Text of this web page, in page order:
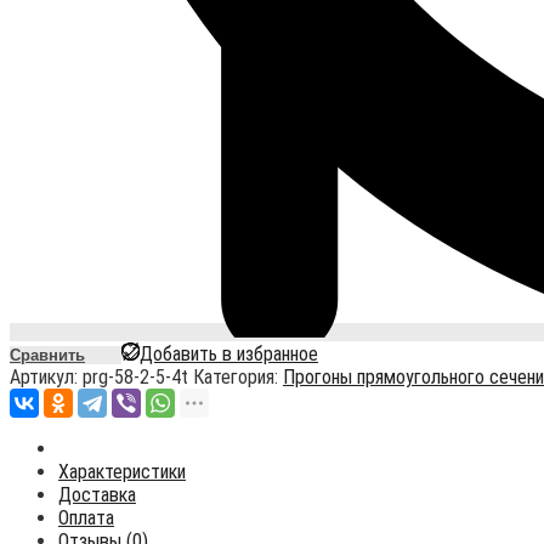
Сравнить
Добавить в избранное
Артикул: prg-58-2-5-4t Категория: Прогоны прямоугольного
Характеристики
Доставка
Оплата